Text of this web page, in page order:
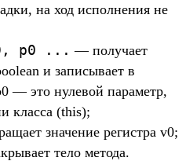
на ход исполнения не
p0 ... — получает
и записывает в
— это нулевой параметр,
класса (this);
значение регистра v0;
тело метода.